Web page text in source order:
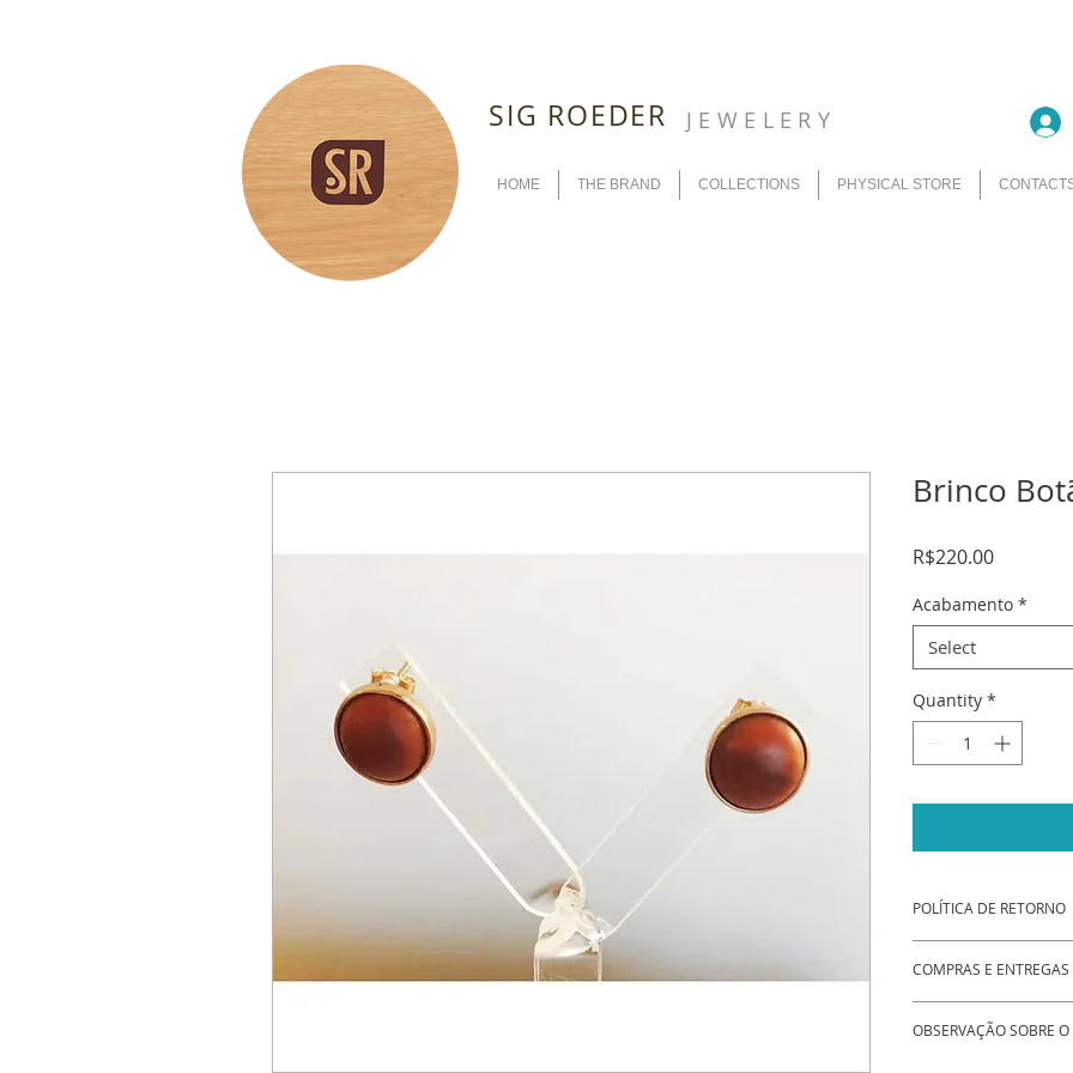
SIG ROEDER JEWELERY
HOME THE BRAND COLLECTIONS PHYSICAL STORE
Brinco
R$220.00Price
Acabamento *
Select
Quantity *
POLÍTICA DE RETORNO
danificado, o
mesmo para entrar
enviando fotos do
COMPRAS E
Mais agilidade na
OBSERVAÇÃO SOBRE